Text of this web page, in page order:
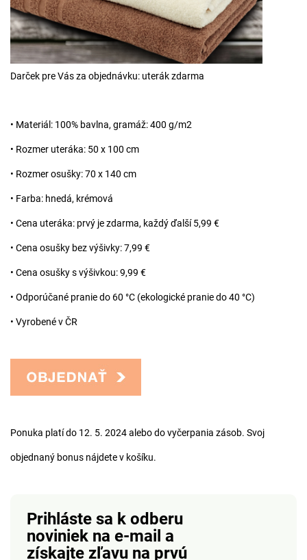
Darček pre Vás za objednávku: uterák zdarma
• Materiál: 100% bavlna, gramáž: 400 g/m2
• Rozmer uteráka: 50 x 100 cm
• Rozmer osušky: 70 x 140 cm
• Farba: hnedá, krémová
• Cena uteráka: prvý je zdarma, každý ďalší 5,99 €
• Cena osušky bez výšivky: 7,99 €
• Cena osušky s výšivkou: 9,99 €
• Odporúčané pranie do 60 °C (ekologické pranie do 40 °C)
• Vyrobené v ČR
Ponuka platí do 12. 5. 2024 alebo do vyčerpania zásob. Svoj
objednaný bonus nájdete v košíku.
Prihláste sa k odberu
noviniek na e-mail a
získajte zľavu na prvú